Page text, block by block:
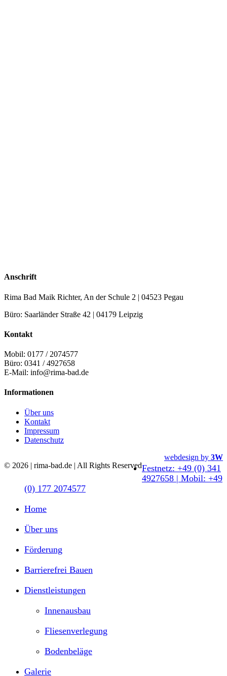
Anschrift
Rima Bad Maik Richter, An der Schule 2 | 04523 Pegau
Büro: Saarländer Straße 42 | 04179 Leipzig
Kontakt
Mobil: 0177 / 2074577
Büro: 0341 / 4927658
E-Mail: info@rima-bad.de
Informationen
Über uns
Kontakt
Impressum
Datenschutz
© 2026 | rima-bad.de | All Rights Reserved
webdesign by 3W
Menu
Festnetz: +49 (0) 341
4927658 | Mobil: +49
(0) 177 2074577
Home
Über uns
Förderung
Barrierefrei Bauen
Dienstleistungen
Innenausbau
Fliesenverlegung
Bodenbeläge
Galerie